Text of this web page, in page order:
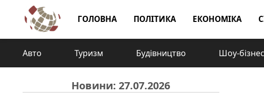
ГОЛОВНА ПОЛІТИКА ЕКОНОМІКА
Авто Туризм Будівництво Шоу-бізнес
Новини: 27.07.2026